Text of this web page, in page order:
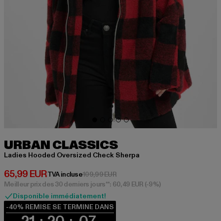
URBAN CLASSICS
Ladies Hooded Oversized Check Sherpa
65,99 EUR
Prix courant: 65,99 EUR
TVA incluse109,99 EURPrix en promotion: 109,99 EUR
Meilleur prix des 30 derniers jours**: 60,49 EUR (-9%)
Disponible immédiatement!
-40% REMISE SE TERMINE DANS